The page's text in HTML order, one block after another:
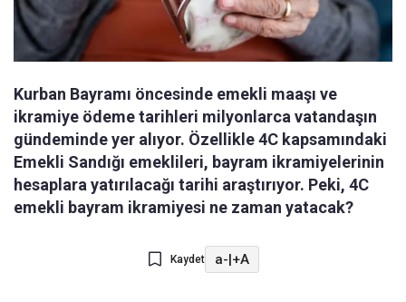
Kurban Bayramı öncesinde emekli maaşı ve
ikramiye ödeme tarihleri milyonlarca vatandaşın
gündeminde yer alıyor. Özellikle 4C kapsamındaki
Emekli Sandığı emeklileri, bayram ikramiyelerinin
hesaplara yatırılacağı tarihi araştırıyor. Peki, 4C
emekli bayram ikramiyesi ne zaman yatacak?
Kaydet a-|+A